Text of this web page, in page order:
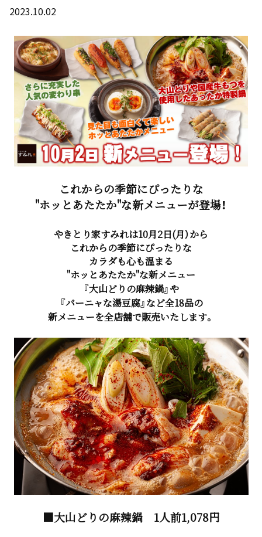
2023.10.02
これからの季節にぴったりな
"ホッとあたたか"な新メニューが登場！
やきとり家すみれは10月2日(月）から
これからの季節にぴったりな
カラダも心も温まる
"ホッとあたたか"な新メニュー
『大山どりの麻辣鍋』や
『バーニャな湯豆腐』など全18品の
新メニューを全店舗で販売いたします。
■大山どりの麻辣鍋1人前1,078円